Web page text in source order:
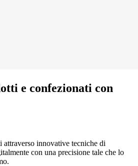
e confezionati con
innovative tecniche di
con una precisione tale che lo